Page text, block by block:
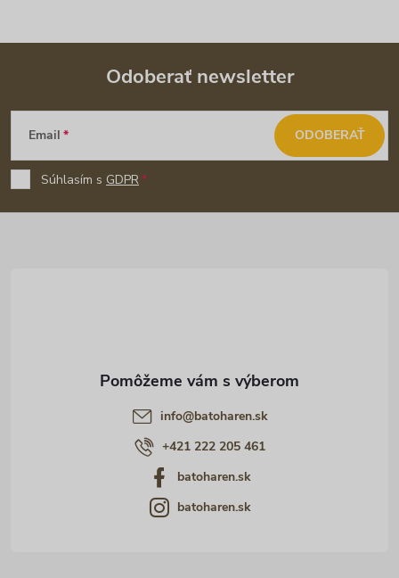
Z
p
ä
Odoberať newsletter
Email
Súhlasím s GDPR
ODOBERAŤ
info@batoharen.sk
+421 222 205 461
batoharen.sk
batoharen.sk